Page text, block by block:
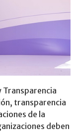
Transparencia
transparencia
de la
deben